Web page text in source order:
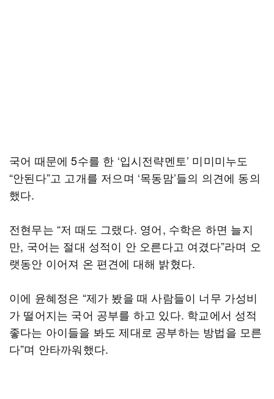
국어 때문에 5수를 한 ‘입시전략멘토’ 미미미누도
“안된다”고 고개를 저으며 ‘목동맘’들의 의견에 동의
했다.
전현무는 “저 때도 그랬다. 영어, 수학은 하면 늘지
만, 국어는 절대 성적이 안 오른다고 여겼다”라며 오
랫동안 이어져 온 편견에 대해 밝혔다.
이에 윤혜정은 “제가 봤을 때 사람들이 너무 가성비
가 떨어지는 국어 공부를 하고 있다. 학교에서 성적
좋다는 아이들을 봐도 제대로 공부하는 방법을 모른
다”며 안타까워했다.